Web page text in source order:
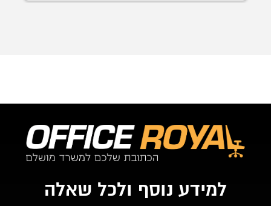
מ-24 שעות מההזמנה.
למידע נוסף ולכל שאלה